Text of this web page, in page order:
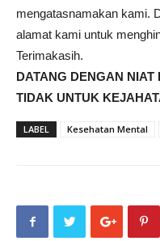
mengatasnamakan kami.
alamat kami untuk
Terimakasih.
DATANG DENGAN NIAT
TIDAK UNTUK
LABEL Kesehatan Mental